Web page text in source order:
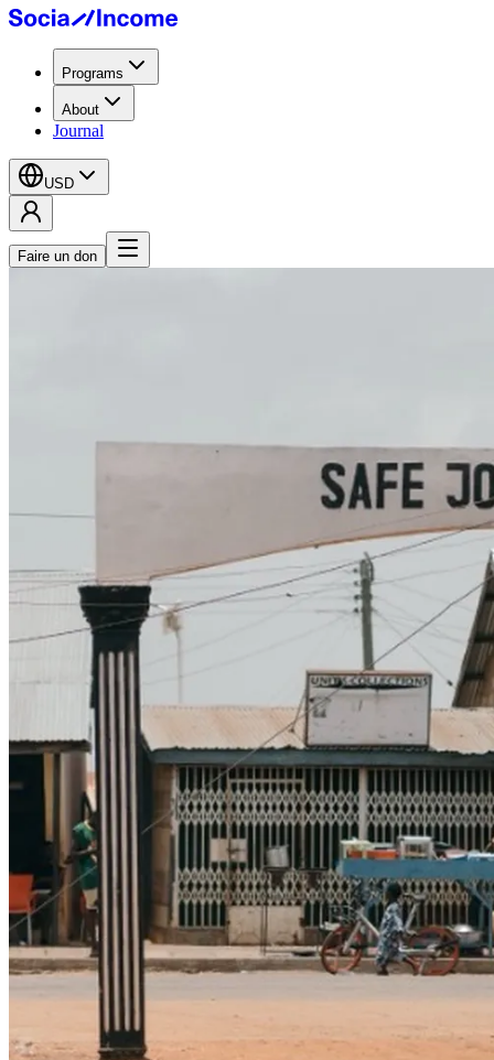
Programs
About
Journal
USD
Faire un don